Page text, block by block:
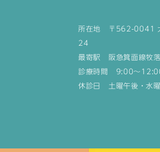
所在地 〒562-0041
24
最寄駅 阪急箕面線牧
診療時間 9:00～
休診日 土曜午後・水